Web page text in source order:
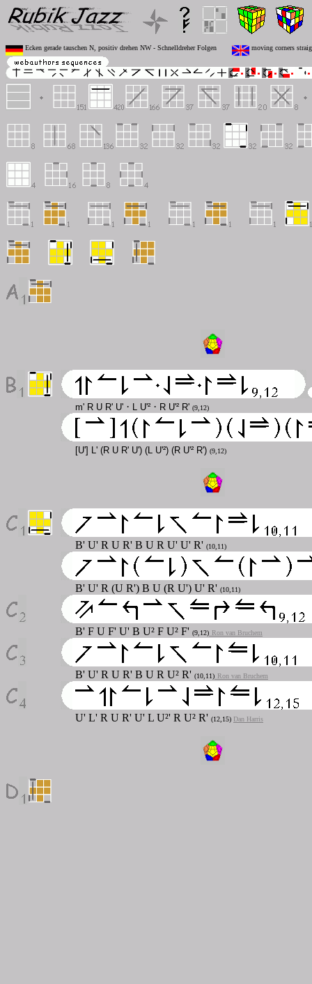
Ecken gerade tauschen N, positiv drehen NW - Schnelldreher Folgen moving corners
m' R U R' U' · L U'² · R U'² R' (9,12)
[U'] L' (R U R' U') (L U'²) (R U'² R') (9,12)
B' U' R U R' B U R U' U' R' (10,11)
B' U' R (U R') B U (R U') U' R' (10,11)
B' F U F' U' B U² F U² F' (9,12) Ron van Bruchem
B' U' R U R' B U R U² R' (10,11) Ron van Bruchem
U' L' R U R' U' L U²' R U² R' (12,15) Dan Harris